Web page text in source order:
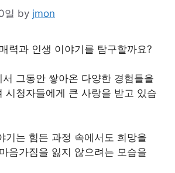
일 by jmon
력과 인생 이야기를 탐구할까요?
서 그동안 쌓아온 다양한 경험들을
시청자들에게 큰 사랑을 받고 있습
기는 힘든 과정 속에서도 희망을
음가짐을 잃지 않으려는 모습을